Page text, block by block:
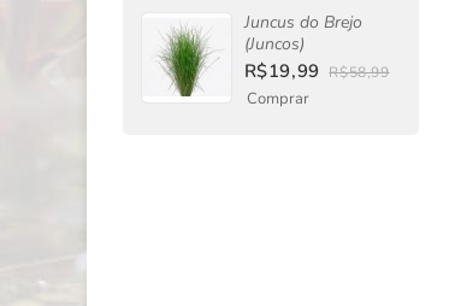
Juncus do Brejo
(Juncos)
R$19,99 R$58,99
Comprar